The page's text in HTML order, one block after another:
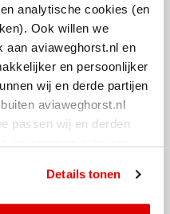
analytische cookies (en
Ook willen we
aan aviaweghorst.nl en
en persoonlijker
wij en derde partijen
aviaweghorst.nl
passen wij en derden
je cookievoorkeuren altijd
Details tonen
zijn essentieel om de
We zien in E&CO een
te kunnen rollen en
hun wagenparken te
die er zijn zoals
logistieke sector.